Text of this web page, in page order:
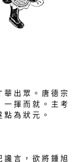
華 出 眾 。 唐 德 宗
一 揮 而 就 。 主 考
點 為 狀 元 。
讒 言 ， 欲 將 鍾 旭